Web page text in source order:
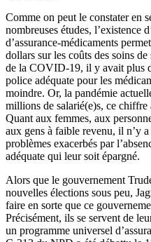
Comme on peut le constater en
nombreuses études, l’existence
d’assurance-médicaments
dollars sur les coûts des soins
de la COVID-19, il y avait plus
police adéquate pour les
moindre. Or, la pandémie
millions de salarié(e)s, ce chiffre
Quant aux femmes, aux
aux gens à faible revenu, il n’y
problèmes exacerbés par
adéquate qui leur soit épargné.
Alors que le gouvernement
nouvelles élections sous peu,
faire en sorte que ce
Précisément, ils se servent de
un programme universel